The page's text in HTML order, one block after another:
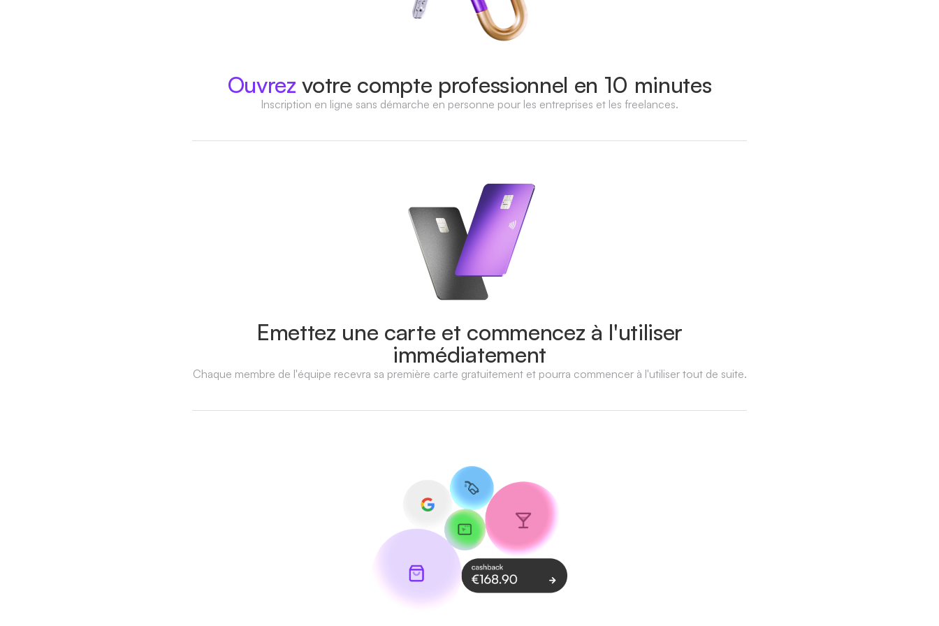
Ouvrez votre compte professionnel en 10 minutes
Inscription en ligne sans démarche en personne pour les entreprises et les freelances.
Emettez une carte et commencez à l'utiliser
immédiatement
Chaque membre de l'équipe recevra sa première carte gratuitement et pourra commencer à l'utiliser tout de suite.